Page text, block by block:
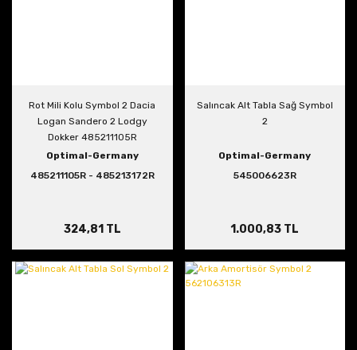
Rot Mili Kolu Symbol 2 Dacia
Logan Sandero 2 Lodgy
Dokker 485211105R
Optimal-Germany
485211105R - 485213172R
324,81 TL
Salıncak Alt Tabla Sağ Symbol
2
Optimal-Germany
545006623R
1.000,83 TL